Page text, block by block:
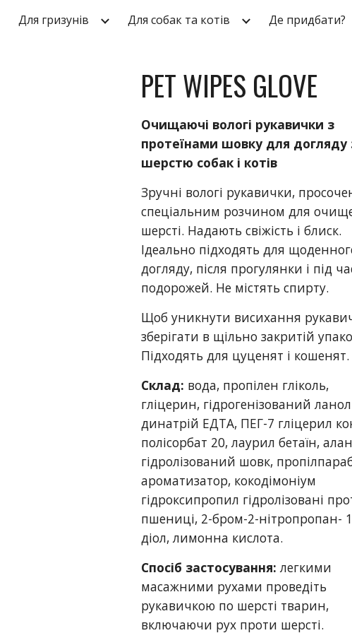
content Skip to navigation
Для гризунів Для собак та котів Де придбати?
PET WIPES GLOVE
Очищаючі вологі рукавички з
протеїнами шовку для догляду
шерстю собак і котів
Зручні вологі рукавички,
спеціальним розчином для
шерсті. Надають свіжість і блиск.
Ідеально підходять для
догляду, після прогулянки і під
подорожей. Не містять спирту.
Щоб уникнути висихання
зберігати в щільно закритій
Підходять для цуценят і кошенят.
Склад: вода, пропілен гліколь,
гліцерин, гідрогенізований
динатрій ЕДТА, ПЕГ-7 гліцерил
полісорбат 20, лаурил бетаїн,
гідролізований шовк,
ароматизатор, кокодімоніум
гідроксипропил гідролізовані
пшениці, 2-бром-2-нітропропан-
діол, лимонна кислота.
Спосіб застосування:легкими
масажними рухами проведіть
рукавичкою по шерсті тварин,
включаючи рух проти шерсті.